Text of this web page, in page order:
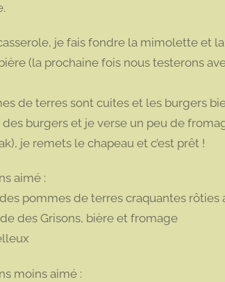
je fais fondre la mimolette et
(la prochaine fois nous testerons
de terres sont cuites et les burgers
burgers et je verse un peu de
je remets le chapeau et c’est prêt !
aimé :
pommes de terres craquantes rôties
des Grisons, bière et fromage
moins aimé :